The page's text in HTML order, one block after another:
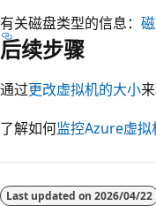
有关磁盘类型的信息：
后续步骤
通过更改虚拟机的大小
了解如何监控Azure虚拟
模Last updated on 2026/04/22